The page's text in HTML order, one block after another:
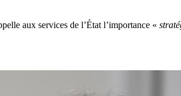
aux services de l’État l’importance «